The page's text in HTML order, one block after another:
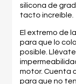
silicona de
tacto increíble.
El extremo de
para que lo
posible.
motor. Cuenta
para que no